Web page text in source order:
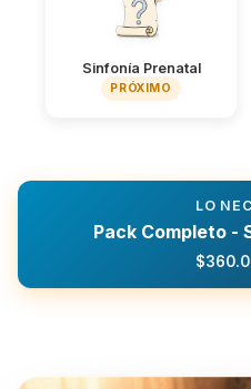
Sinfonía Prenatal
PRÓXIMO
LO
Pack Completo -